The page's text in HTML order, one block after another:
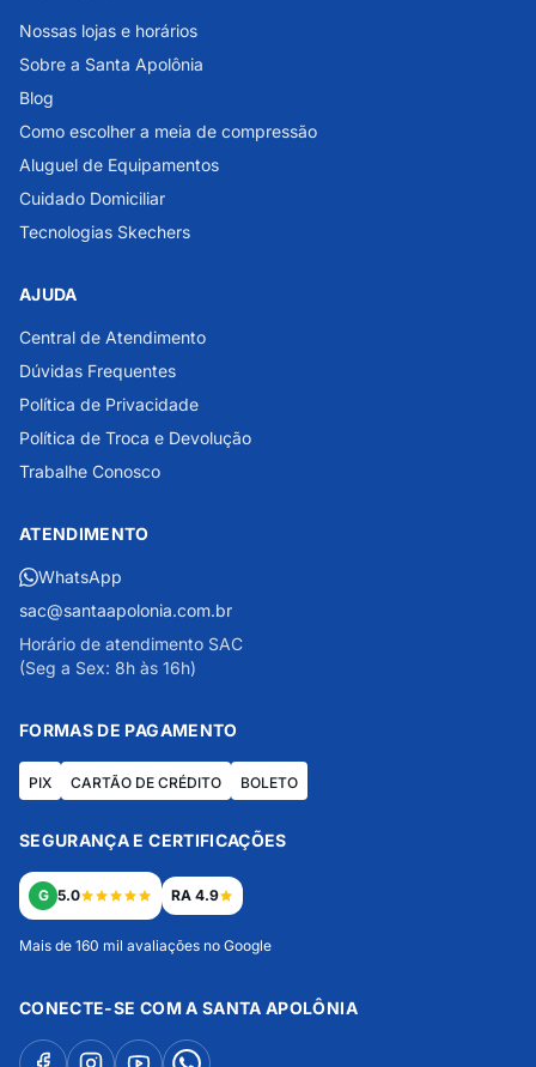
Nossas lojas e horários
Sobre a Santa Apolônia
Blog
Como escolher a meia de compressão
Aluguel de Equipamentos
Cuidado Domiciliar
Tecnologias Skechers
AJUDA
Central de Atendimento
Dúvidas Frequentes
Política de Privacidade
Política de Troca e Devolução
Trabalhe Conosco
ATENDIMENTO
WhatsApp
sac@santaapolonia.com.br
Horário de atendimento SAC
(Seg a Sex: 8h às 16h)
FORMAS DE PAGAMENTO
PIX CARTÃO DE CRÉDITO BOLETO
SEGURANÇA E CERTIFICAÇÕES
G 5.0 RA 4.9
Mais de 160 mil avaliações no Google
CONECTE-SE COM A SANTA APOLÔNIA